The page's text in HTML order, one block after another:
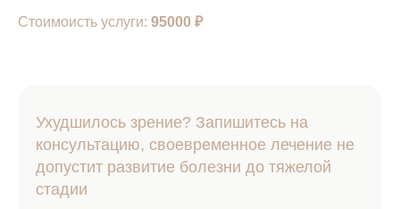
Стоимоисть услуги: 95000 ₽
Ухудшилось зрение? Запишитесь на
консультацию, своевременное лечение не
допустит развитие болезни до тяжелой
стадии